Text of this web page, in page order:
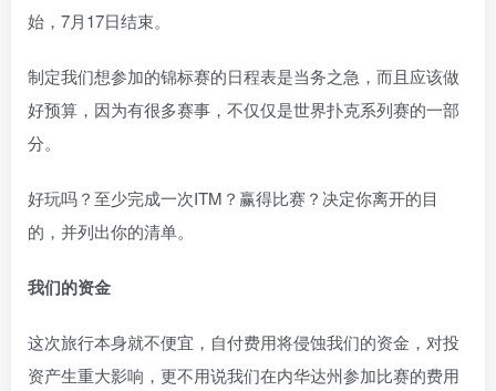
始，7月17日结束。
制定我们想参加的锦标赛的日程表是当务之急，而且应该做
好预算，因为有很多赛事，不仅仅是世界扑克系列赛的一部
分。
好玩吗？至少完成一次ITM？赢得比赛？决定你离开的目
的，并列出你的清单。
我们的资金
这次旅行本身就不便宜，自付费用将侵蚀我们的资金，对投
资产生重大影响，更不用说我们在内华达州参加比赛的费用